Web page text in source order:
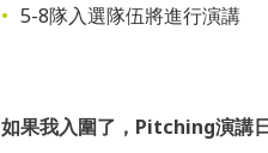
5-8隊入選隊伍將進行演講
如果我入圍了， Pitching演講